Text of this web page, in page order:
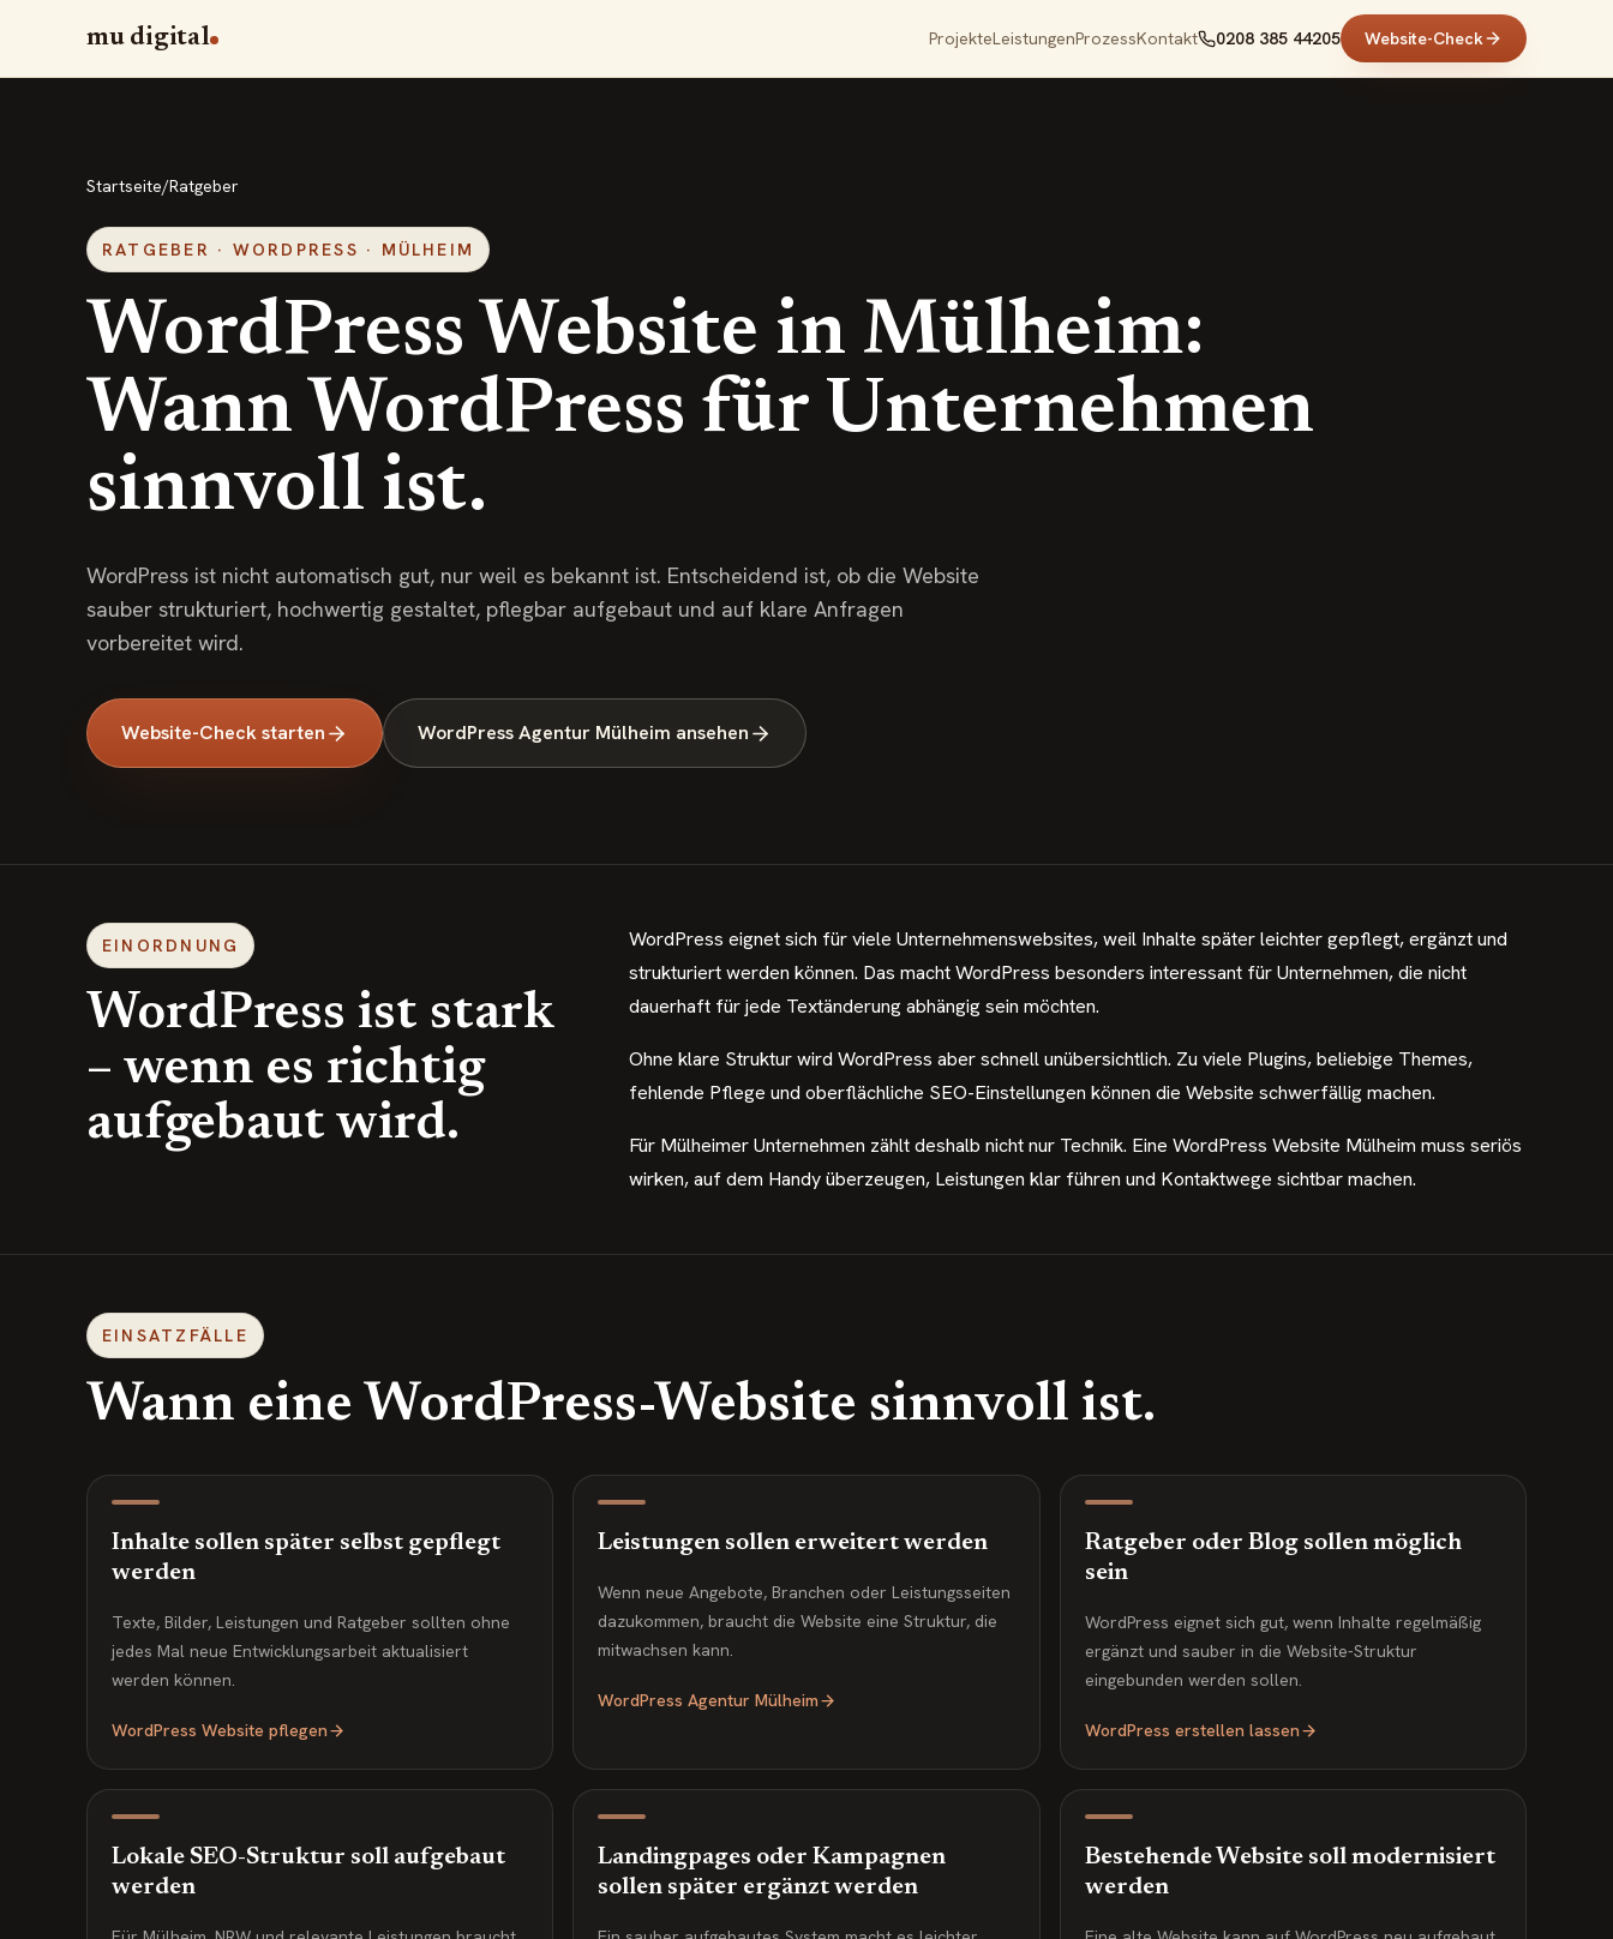
mu digital ProjekteLeistungenProzessKontakt 0208 385 44205 Website-Check
Startseite/Ratgeber
RATGEBER · WORDPRESS · MÜLHEIM
WordPress Website in Mülheim:
Wann WordPress für Unternehmen
sinnvoll ist.
WordPress ist nicht automatisch gut, nur weil es bekannt ist. Entscheidend ist, ob die Website
sauber strukturiert, hochwertig gestaltet, pflegbar aufgebaut und auf klare Anfragen
vorbereitet wird.
Website-Check starten WordPress Agentur Mülheim ansehen
EINORDNUNG
WordPress ist stark
– wenn es richtig
aufgebaut wird.
WordPress eignet sich für viele Unternehmenswebsites, weil Inhalte später leichter gepflegt, ergänzt und
strukturiert werden können. Das macht WordPress besonders interessant für Unternehmen, die nicht
dauerhaft für jede Textänderung abhängig sein möchten.
Ohne klare Struktur wird WordPress aber schnell unübersichtlich. Zu viele Plugins, beliebige Themes,
fehlende Pflege und oberflächliche SEO-Einstellungen können die Website schwerfällig machen.
Für Mülheimer Unternehmen zählt deshalb nicht nur Technik. Eine WordPress Website Mülheim muss seriös
wirken, auf dem Handy überzeugen, Leistungen klar führen und Kontaktwege sichtbar machen.
EINSATZFÄLLE
Wann eine WordPress-Website sinnvoll ist.
Inhalte sollen später selbst gepflegt
werden
Texte, Bilder, Leistungen und Ratgeber sollten ohne
jedes Mal neue Entwicklungsarbeit aktualisiert
werden können.
WordPress Website pflegen
Leistungen sollen erweitert werden
Wenn neue Angebote, Branchen oder Leistungsseiten
dazukommen, braucht die Website eine Struktur, die
mitwachsen kann.
WordPress Agentur Mülheim
Ratgeber oder Blog sollen möglich
sein
WordPress eignet sich gut, wenn Inhalte regelmäßig
ergänzt und sauber in die Website-Struktur
eingebunden werden sollen.
WordPress erstellen lassen
Lokale SEO-Struktur soll aufgebaut
werden
Landingpages oder Kampagnen
sollen später ergänzt werden
Bestehende Website soll modernisiert
werden